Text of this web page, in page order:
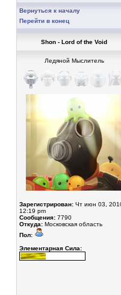
Вернуться к началу
Перейти в конец
Shon - Lord of the Void
Ледяной Мыслитель
Зарегистрирован: Чт июн 03,
12:19 pm
Сообщения: 7790
Откуда: Московская область
Пол:
Элементарная Сила: